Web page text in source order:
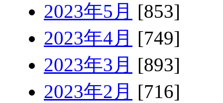
2023年5月 [853]
2023年4月 [749]
2023年3月 [893]
2023年2月 [716]